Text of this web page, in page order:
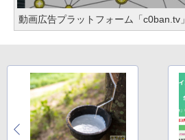
動画広告プラットフォーム「c0ban.tv」